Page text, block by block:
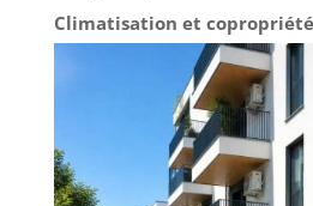
Climatisation et